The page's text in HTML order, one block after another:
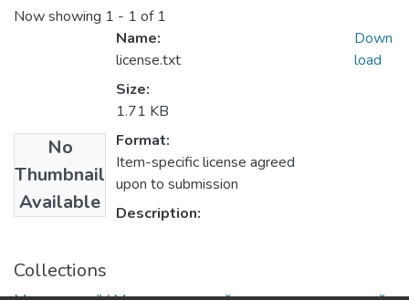
Now showing 1 - 1 of 1
No
Thumbnail
Available
Name:
license.txt
Size:
1.71 KB
Format:
Item-specific license agreed
upon to submission
Description:
Down
load
Collections